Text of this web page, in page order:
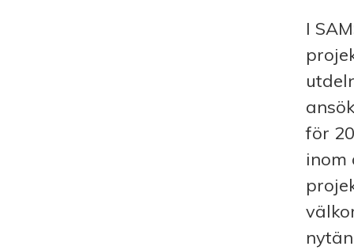
I
för
inom